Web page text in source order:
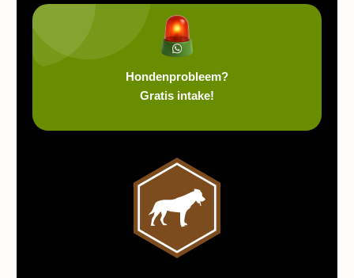
Hondenprobleem?
Gratis intake!